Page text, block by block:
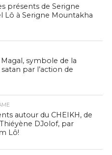
présents de Serigne
Lô à Serigne Mountakha
Magal, symbole de la
par l’action de
autour du CHEIKH, de
DJolof, par
Lô!